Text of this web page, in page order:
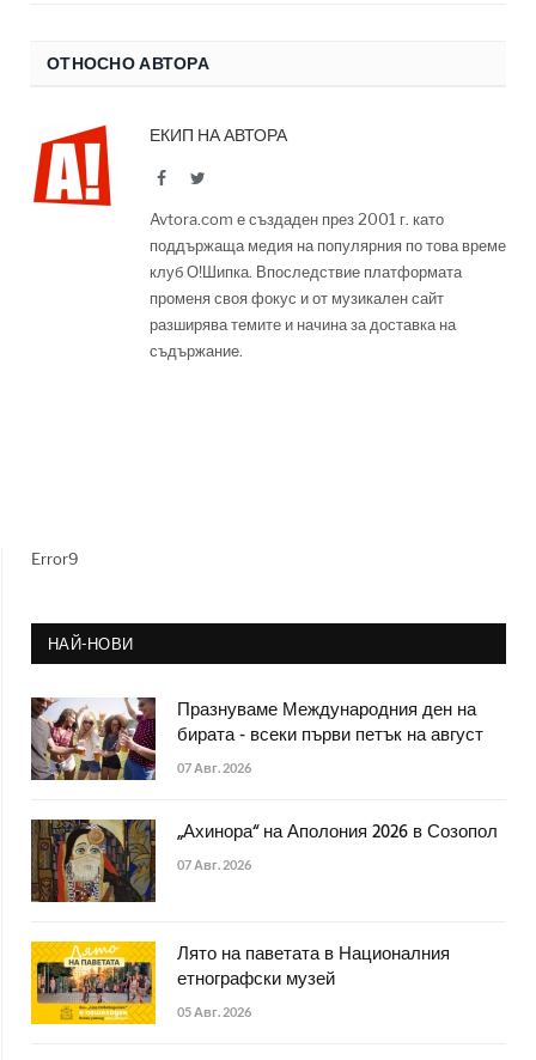
ОТНОСНО АВТОРА
ЕКИП НА АВТОРА
FacebookTwitter
Avtora.com е създаден през 2001 г. като
поддържаща медия на популярния по това време
клуб О!Шипка. Впоследствие платформата
променя своя фокус и от музикален сайт
разширява темите и начина за доставка на
съдържание.
Error9
НАЙ-НОВИ
Празнуваме Международния ден на
бирата - всеки първи петък на август
07 Авг. 2026
„Ахинора“ на Аполония 2026 в Созопол
07 Авг. 2026
Лято на паветата в Националния
етнографски музей
05 Авг. 2026